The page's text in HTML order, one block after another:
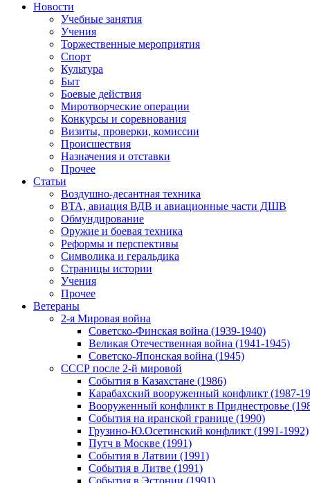
Новости
Учебные занятия
Учения
Торжественные мероприятия
Спорт
Культура
Быт
Боевые действия
Миротворческие операции
Конкурсы и соревнования
Визиты, проверки, комиссии
Происшествия
Назначения и отставки
Прочее
Статьи
Воздушно-десантная техника
ВТА, авиация ВДВ и авиационные части ДШВ
Обмундирование
Оружие и боевая техника
Реформы и перспективы
Символика и геральдика
Страницы истории
Учения
Прочее
Ветераны
2-я Мировая война
Советско-Финская война (1939-1940)
Великая Отечественная война (1941-1945)
Советско-Японская война (1945)
СССР после 2-й мировой
События в Казахстане (1986)
Карабахский вооруженный конфликт (1987-
Вооруженный конфликт в Приднестровье
События на иранской границе (1990)
Грузино-Ю.Осетинский конфликт (1991-1992)
Путч в Москве (1991)
События в Латвии (1991)
События в Литве (1991)
События в Эстонии (1991)